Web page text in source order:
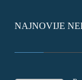
NAJNOVIJE